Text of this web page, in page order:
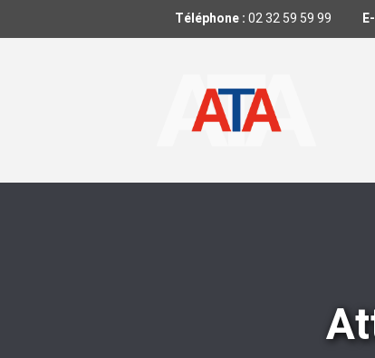
Téléphone :02 32 59 59 99